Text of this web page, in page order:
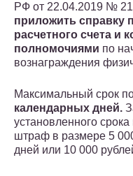
РФ от 22.04.2019 №
приложить справку
расчетного счета и
полномочиями по
вознаграждения
Максимальный срок
календарных дней.
установленного
штраф в размере 5
дней или 10 000